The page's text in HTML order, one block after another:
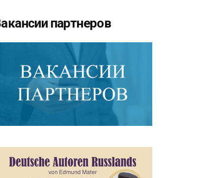
партнеров